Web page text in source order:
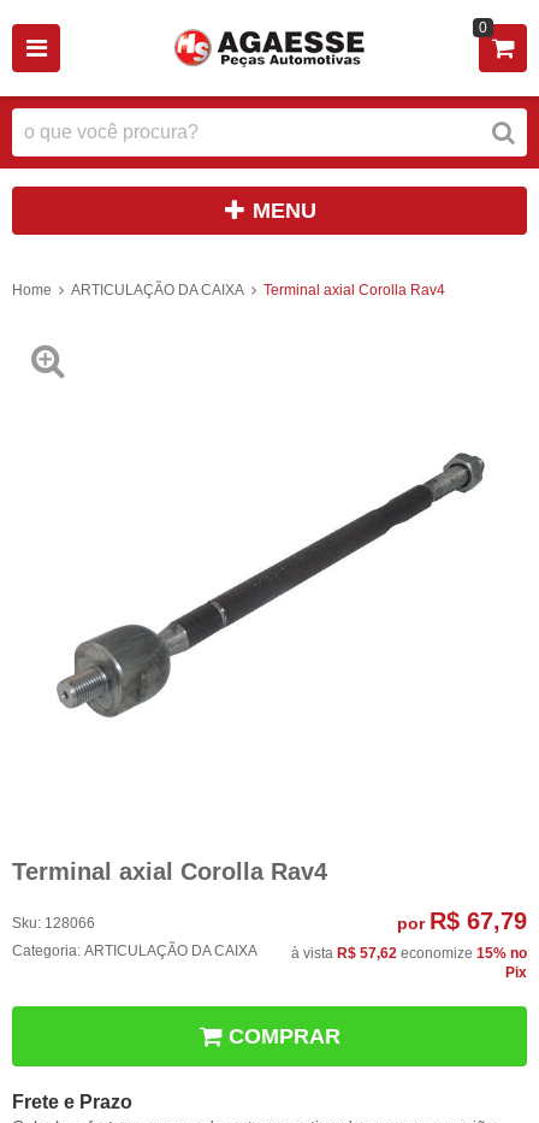
0
MENU
Home ARTICULAÇÃO DA CAIXA Terminal axial Corolla Rav4
Terminal axial Corolla Rav4
Sku: 128066
Categoria: ARTICULAÇÃO DA CAIXA
por R$ 67,79
à vista R$ 57,62 economize 15% no
Pix
COMPRAR
Frete e Prazo